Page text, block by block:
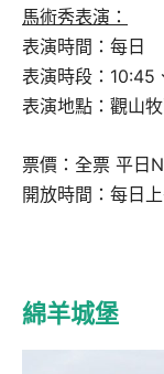
馬術秀表演：
表演時間：每日
表演時段：10:45
表演地點：觀山
票價：全票 平日
開放時間：每日
綿羊城堡